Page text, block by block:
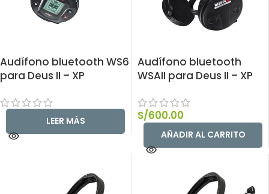
Audífono bluetooth WS6
para Deus II – XP
LEER MÁS
Audífono bluetooth
WSAII para Deus II – XP
S/600.00
AÑADIR AL CARRITO